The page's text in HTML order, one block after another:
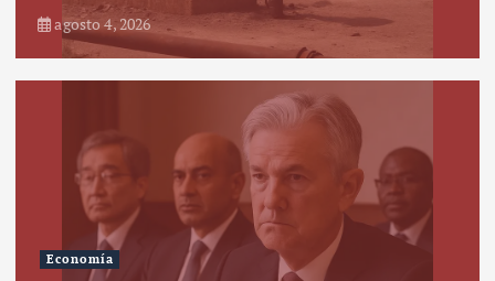
agosto 4, 2026
Economía